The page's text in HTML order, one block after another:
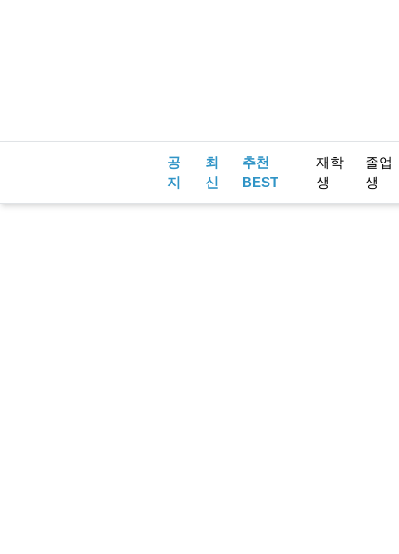
공
지
최
신
추천
BEST
재학
생
졸업
생